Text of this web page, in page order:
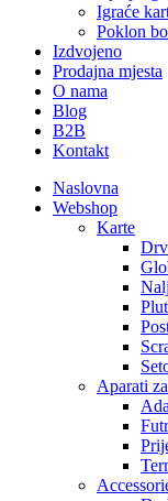
Igraće
Poklon
Izdvojeno
Prodajna mjesta
O nama
Blog
B2B
Kontakt
Naslovna
Webshop
Karte
Aparati